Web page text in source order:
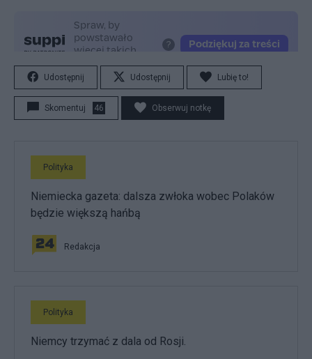
Udostępnij Udostępnij Lubię to!
Skomentuj 46 Obserwuj notkę
Polityka
Niemiecka gazeta: dalsza zwłoka wobec Polaków
będzie większą hańbą
Redakcja
Polityka
Niemcy trzymać z dala od Rosji.